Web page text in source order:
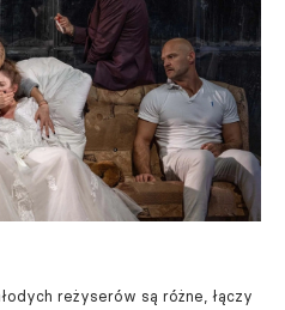
reżyserów są różne, łączy